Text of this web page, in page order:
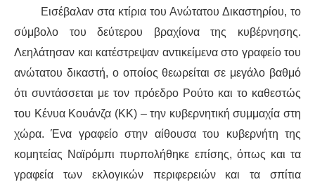
ΑΝΤΙΦΑΣΙΣΤΙΚΌ
ΑΝΤΙΡΑΤΣΙΣΤΙΚΌ
ΓΥΝΑΙΚΕΊΟ
LGBTQIA+
ΠΕΡΙΒΆΛΛΟΝ
Εισέβαλαν στα κτίρια του Ανώτατου Δικαστηρίου, το
σύμβολο του δεύτερου βραχίονα της κυβέρνησης.
Λεηλάτησαν και κατέστρεψαν αντικείμενα στο γραφείο του
ανώτατου δικαστή, ο οποίος θεωρείται σε μεγάλο βαθμό
ότι συντάσσεται με τον πρόεδρο Ρούτο και το καθεστώς
του Κένυα Κουάνζα (KK) – την κυβερνητική συμμαχία στη
χώρα. Ένα γραφείο στην αίθουσα του κυβερνήτη της
κομητείας Ναϊρόμπι πυρπολήθηκε επίσης, όπως και τα
γραφεία των εκλογικών περιφερειών και τα σπίτια